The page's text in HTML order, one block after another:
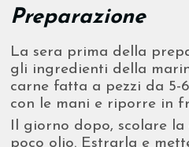
Preparazione
La sera prima della
gli ingredienti della
carne fatta a pezzi da 5-
con le mani e riporre in
Il giorno dopo, scolare
poco olio. Estrarla e